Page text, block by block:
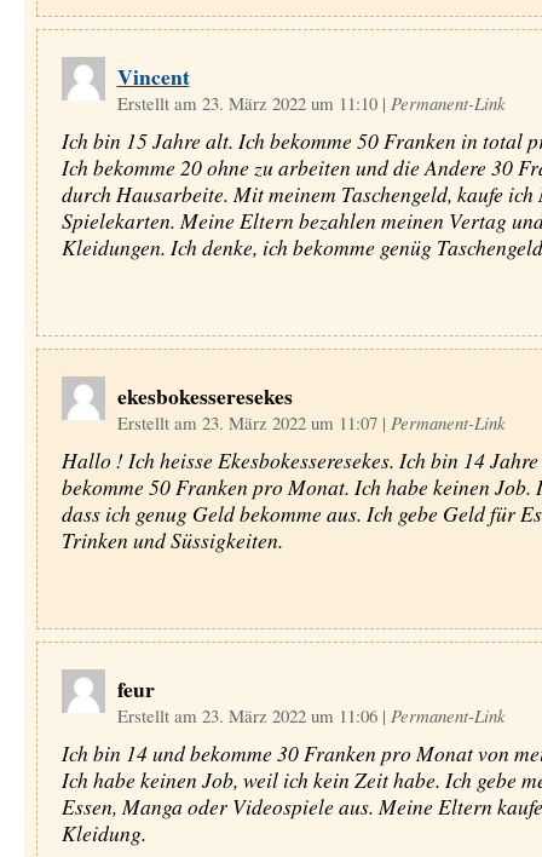
Vincent
Erstellt am 23. März 2022 um 11:10 | Permanent-Link
Ich bin 15 Jahre alt. Ich bekomme 50 Franken in total
Ich bekomme 20 ohne zu arbeiten und die Andere 30
durch Hausarbeite. Mit meinem Taschengeld, kaufe ich
Spielekarten. Meine Eltern bezahlen meinen Vertag
Kleidungen. Ich denke, ich bekomme genüg
ekesbokesseresekes
Erstellt am 23. März 2022 um 11:07 | Permanent-Link
Hallo ! Ich heisse Ekesbokesseresekes. Ich bin 14
bekomme 50 Franken pro Monat. Ich habe keinen Job.
dass ich genug Geld bekomme aus. Ich gebe Geld für
Trinken und Süssigkeiten.
feur
Erstellt am 23. März 2022 um 11:06 | Permanent-Link
Ich bin 14 und bekomme 30 Franken pro Monat von
Ich habe keinen Job, weil ich kein Zeit habe. Ich gebe
Essen, Manga oder Videospiele aus. Meine Eltern
Kleidung.